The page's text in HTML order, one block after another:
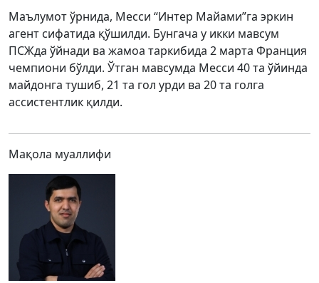
Маълумот ўрнида, Месси “Интер Майами”га эркин
агент сифатида қўшилди. Бунгача у икки мавсум
ПСЖда ўйнади ва жамоа таркибида 2 марта Франция
чемпиони бўлди. Ўтган мавсумда Месси 40 та ўйинда
майдонга тушиб, 21 та гол урди ва 20 та голга
ассистентлик қилди.
Мақола муаллифи